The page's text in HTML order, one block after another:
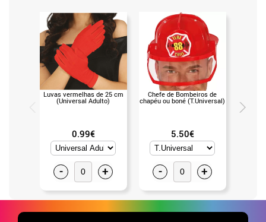
Luvas vermelhas de 25 cm
(Universal Adulto)
0.99€
- +
Chefe de Bombeiros de
chapéu ou boné (T.Universal)
5.50€
- +